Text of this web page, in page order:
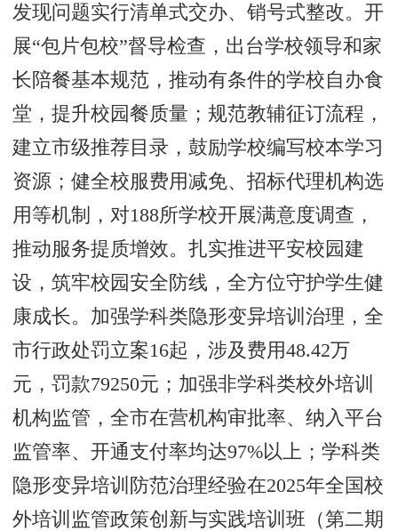
发现问题实行清单式交办、销号式整改。开
展“包片包校”督导检查，出台学校领导和家
长陪餐基本规范，推动有条件的学校自办食
堂，提升校园餐质量；规范教辅征订流程，
建立市级推荐目录，鼓励学校编写校本学习
资源；健全校服费用减免、招标代理机构选
用等机制，对188所学校开展满意度调查，
推动服务提质增效。扎实推进平安校园建
设，筑牢校园安全防线，全方位守护学生健
康成长。加强学科类隐形变异培训治理，全
市行政处罚立案16起，涉及费用48.42万
元，罚款79250元；加强非学科类校外培训
机构监管，全市在营机构审批率、纳入平台
监管率、开通支付率均达97%以上；学科类
隐形变异培训防范治理经验在2025年全国校
外培训监管政策创新与实践培训班（第二期